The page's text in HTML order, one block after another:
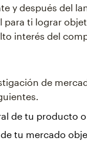
y después del
para ti lograr
interés del
de
de tu producto
tu mercado